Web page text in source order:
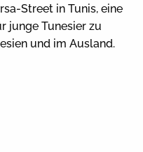
Street in Tunis, eine
junge Tunesier zu
und im Ausland.